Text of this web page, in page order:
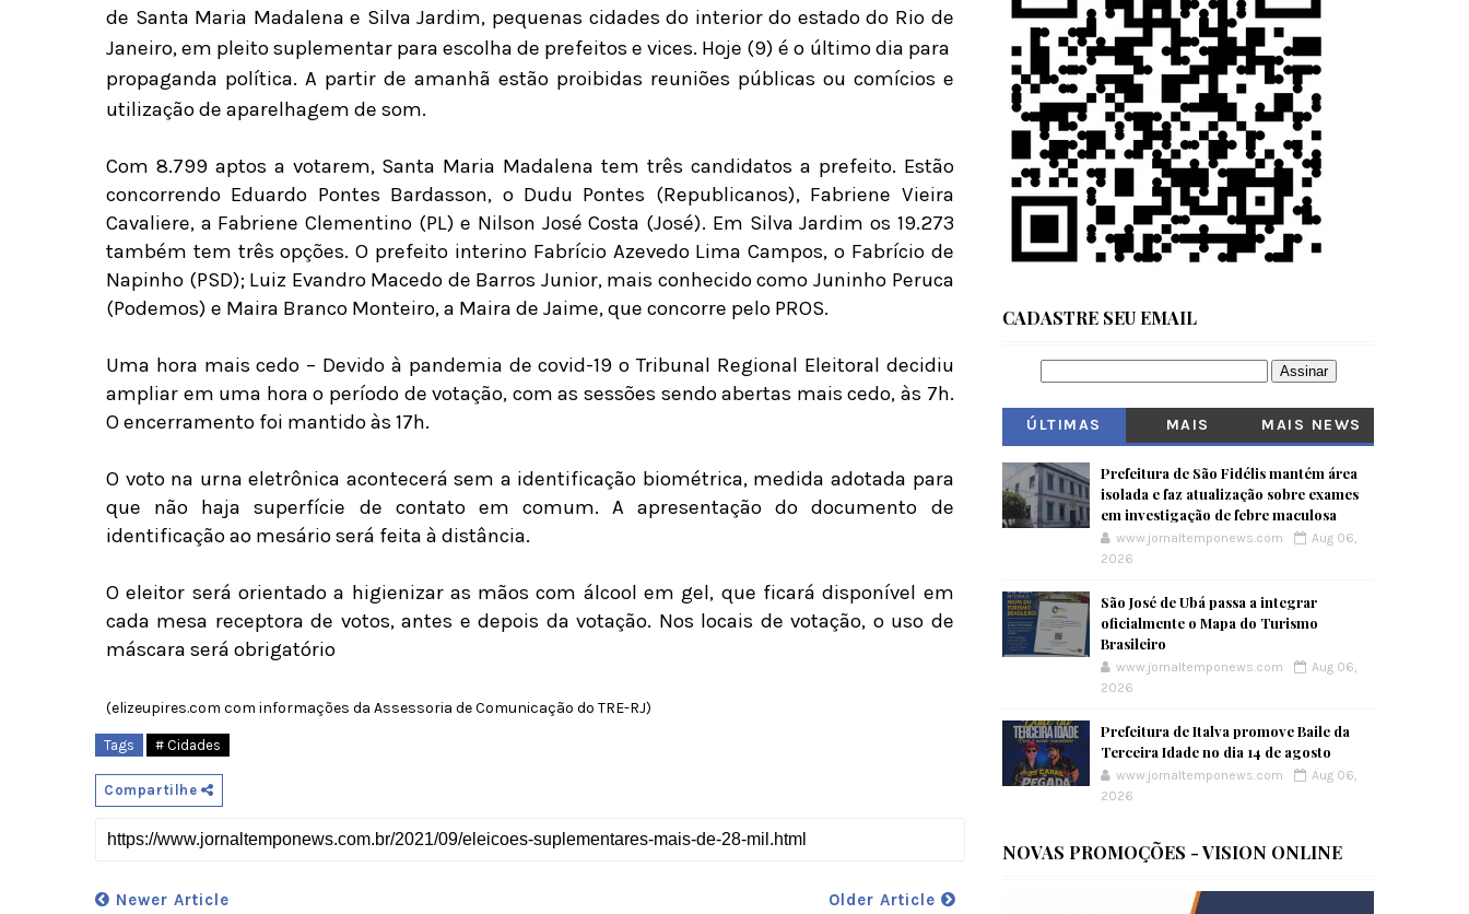
de Santa Maria Madalena e Silva Jardim, pequenas cidades do interior do estado do Rio de
Janeiro, em pleito suplementar para escolha de prefeitos e vices. Hoje (9) é o último dia para
propaganda política. A partir de amanhã estão proibidas reuniões públicas ou comícios e
utilização de aparelhagem de som.
Com 8.799 aptos a votarem, Santa Maria Madalena tem três candidatos a prefeito. Estão
concorrendo Eduardo Pontes Bardasson, o Dudu Pontes (Republicanos), Fabriene Vieira
Cavaliere, a Fabriene Clementino (PL) e Nilson José Costa (José). Em Silva Jardim os 19.273
também tem três opções. O prefeito interino Fabrício Azevedo Lima Campos, o Fabrício de
Napinho (PSD); Luiz Evandro Macedo de Barros Junior, mais conhecido como Juninho Peruca
(Podemos) e Maira Branco Monteiro, a Maira de Jaime, que concorre pelo PROS.
Uma hora mais cedo – Devido à pandemia de covid-19 o Tribunal Regional Eleitoral decidiu
ampliar em uma hora o período de votação, com as sessões sendo abertas mais cedo, às 7h.
O encerramento foi mantido às 17h.
O voto na urna eletrônica acontecerá sem a identificação biométrica, medida adotada para
que não haja superfície de contato em comum. A apresentação do documento de
identificação ao mesário será feita à distância.
O eleitor será orientado a higienizar as mãos com álcool em gel, que ficará disponível em
cada mesa receptora de votos, antes e depois da votação. Nos locais de votação, o uso de
máscara será obrigatório
(elizeupires.com com informações da Assessoria de Comunicação do TRE-RJ)
Tags # Cidades
Compartilhe
Newer Article Older Article
CADASTRE SEU EMAIL
ÚLTIMAS
MAIS
MAIS NEWS
Prefeitura de São Fidélis mantém área
isolada e faz atualização sobre exames
em investigação de febre maculosa
www.jornaltemponews.com
Aug 06,
2026
São José de Ubá passa a integrar
oficialmente o Mapa do Turismo
Brasileiro
www.jornaltemponews.com
Aug 06,
2026
Prefeitura de Italva promove Baile da
Terceira Idade no dia 14 de agosto
www.jornaltemponews.com
Aug 06,
2026
NOVAS PROMOÇÕES - VISION ONLINE